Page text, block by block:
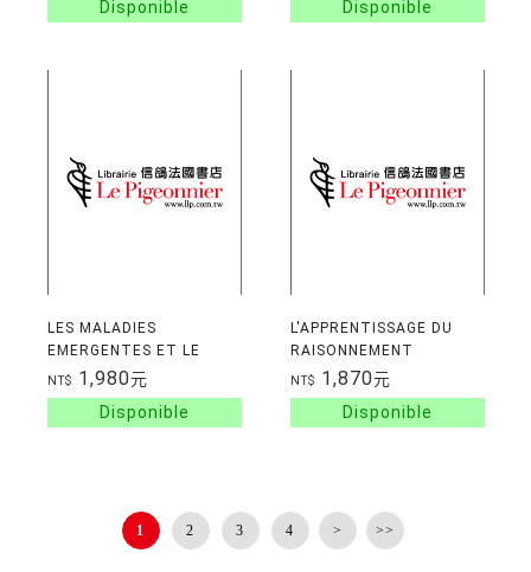
LES MALADIES
EMERGENTES ET LE
FRANCHISSEMENT DES
BARRIERES D'ESPECES
NT$ 1,980元
L'APPRENTISSAGE DU
RAISONNEMENT
CLINIQUE
NT$ 1,870元
1 2 3 4 > >>